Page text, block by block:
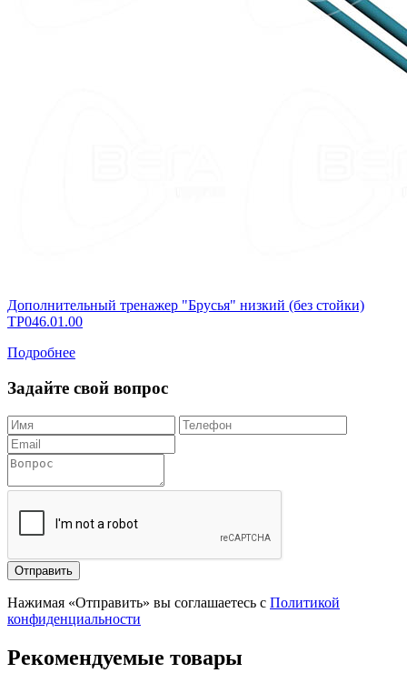
Дополнительный тренажер "Брусья" низкий (без стойки)
ТР046.01.00
Подробнее
Задайте свой вопрос
Отправить
Нажимая «Отправить» вы соглашаетесь с Политикой
конфиденциальности
Рекомендуемые товары